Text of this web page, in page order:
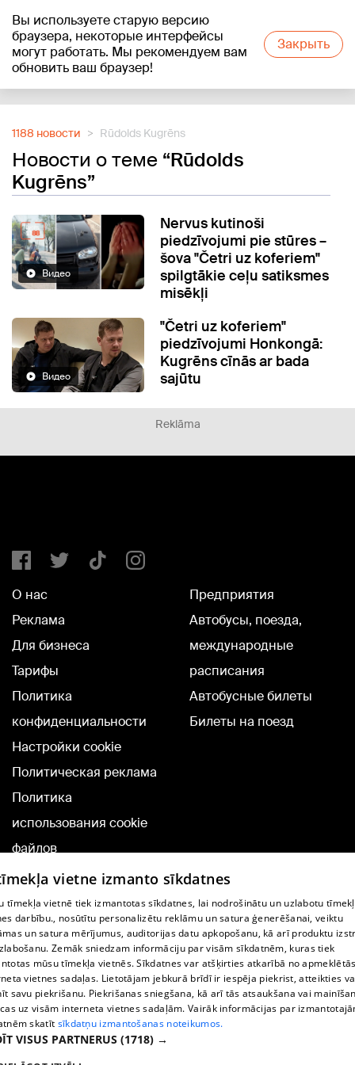
Вы используете старую версию
браузера, некоторые интерфейсы
могут работать. Мы рекомендуем вам
обновить ваш браузер!
Закрыть
+15°C
1188 новости Rūdolds Kugrēns
Новости о теме “Rūdolds
Kugrēns”
Видео
Nervus kutinoši
piedzīvojumi pie stūres –
šova "Četri uz koferiem"
spilgtākie ceļu satiksmes
misēkļi
Видео
"Četri uz koferiem"
piedzīvojumi Honkongā:
Kugrēns cīnās ar bada
sajūtu
Reklāma
О нас
Реклама
Для бизнеса
Тарифы
Политика
конфиденциальности
Настройки cookie
Политическая реклама
Политика
использования cookie
файлов
Добавление
комментариев
Предприятия
Автобусы, поезда,
международные
расписания
Автобусные билеты
Билеты на поезд
TВ-программа
Условия договора
360 Ziņu kontakti
Helio Media
Служба помощи портала: э-почта -
vietne izmanto sīkdatnes
tīmekļa vietnē tiek izmantotas sīkdatnes, lai nodrošinātu un uzlabotu
darbību., nosūtītu personalizētu reklāmu un satura ģenerēšanai, veiktu
un satura mērījumus, auditorijas datu apkopošanu, kā arī produktu
Zemāk sniedzam informāciju par visām sīkdatnēm, kuras tiek
mūsu tīmekļa vietnēs. Sīkdatnes var atšķirties atkarībā no
vietnes sadaļas. Lietotājam jebkurā brīdī ir iespēja piekrist, atteikties
savu piekrišanu. Piekrišanas sniegšana, kā arī tās atsaukšana vai
uz visām interneta vietnes sadaļām. Vairāk informācijas par
skatīt sīkdatņu izmantošanas noteikumos.
VISUS PARTNERUS (1718) →